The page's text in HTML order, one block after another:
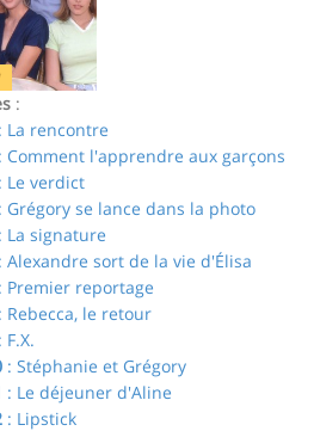
:
: La rencontre
: Comment l'apprendre aux garçons
: Le verdict
se lance dans la photo
: La signature
: Alexandre sort de la vie d'Élisa
: Premier reportage
: Rebecca, le retour
: F.X.
: Stéphanie et Grégory
: Le déjeuner d'Aline
: Lipstick